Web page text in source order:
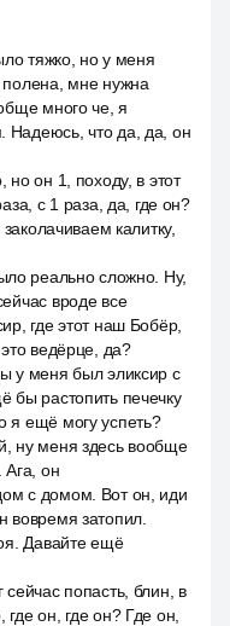
тяжко, но у меня
полена, мне нужна
много че, я
Надеюсь, что да, да, он
он 1, походу, в этот
с 1 раза, да, где он?
калитку,
реально сложно. Ну,
вроде все
где этот наш Бобёр,
ведёрце, да?
у меня был эликсир с
бы растопить печечку
я ещё могу успеть?
ну меня здесь вообще
Ага, он
с домом. Вот он, иди
затопил.
Давайте ещё
попасть, блин, в
он, где он? Где он,